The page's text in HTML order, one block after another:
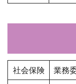
社会保険
業務